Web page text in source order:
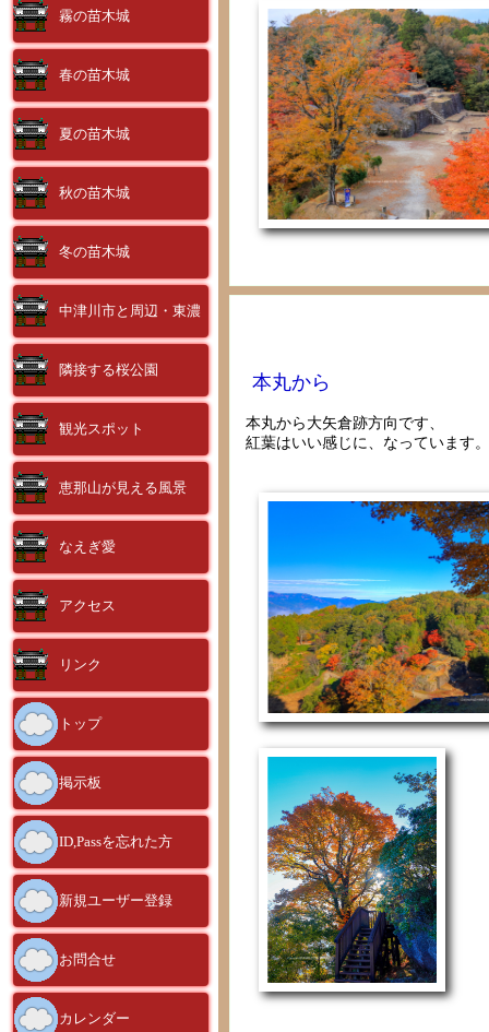
霧の苗木城
春の苗木城
夏の苗木城
秋の苗木城
冬の苗木城
中津川市と周辺・東濃
隣接する桜公園
観光スポット
恵那山が見える風景
なえぎ愛
アクセス
リンク
トップ
掲示板
ID,Passを忘れた方
新規ユーザー登録
お問合せ
カレンダー
本丸から
本丸から大矢倉跡方向です、
紅葉はいい感じに、なっています。